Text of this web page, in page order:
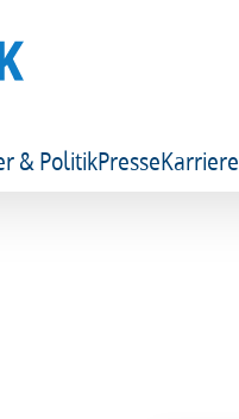
& PolitikPresseKarriere